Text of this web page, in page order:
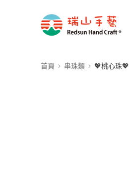
首頁 串珠類 💖桃心珠💖